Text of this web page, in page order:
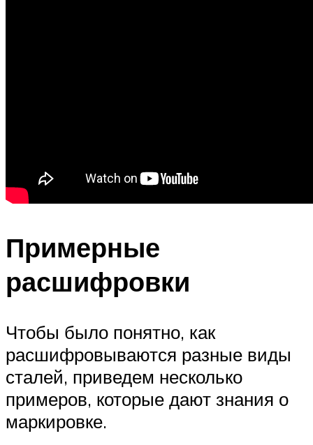
Примерные
расшифровки
Чтобы было понятно, как
расшифровываются разные виды
сталей, приведем несколько
примеров, которые дают знания о
маркировке.